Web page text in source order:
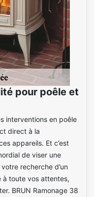
pour poêle et
interventions en poêle
direct à la
appareils. Et c’est
de viser une
recherche d’un
à toute vos attentes,
BRUN Ramonage 38